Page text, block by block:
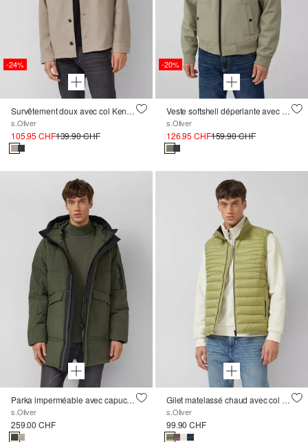
-24%
Survêtement doux avec col Kent et poches poitrine plaquées
s.Oliver
105.95 CHF139.90 CHF
-20%
Veste softshell déperlante avec capuche amovible
s.Oliver
126.95 CHF159.90 CHF
Parka imperméable avec capuche et détails sportifs
s.Oliver
259.00 CHF
Gilet matelassé chaud avec col montant et détails contrastés
s.Oliver
99.90 CHF